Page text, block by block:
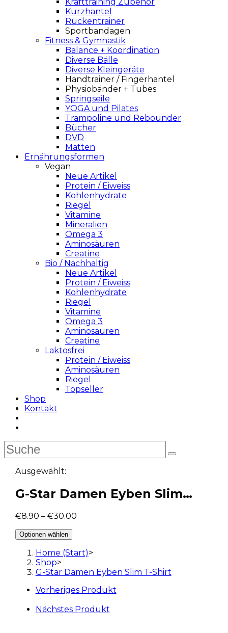
Kurzhantel
Rückentrainer
Sportbandagen
Fitness & Gymnastik
Balance + Koordination
Diverse Bälle
Diverse Kleingeräte
Handtrainer / Fingerhantel
Physiobänder + Tubes
Springseile
YOGA und Pilates
Trampoline und Rebounder
Bücher
DVD
Matten
Ernährungsformen
Vegan
Neue Artikel
Protein / Eiweiss
Kohlenhydrate
Riegel
Vitamine
Mineralien
Omega 3
Aminosäuren
Creatine
Bio / Nachhaltig
Neue Artikel
Protein / Eiweiss
Kohlenhydrate
Riegel
Vitamine
Omega 3
Aminosäuren
Creatine
Laktosfrei
Protein / Eiweiss
Aminosäuren
Riegel
Topseller
Shop
Kontakt
Ausgewählt:
G-Star Damen Eyben Slim…
€8.90 – €30.00
Optionen wählen
Home (Start)>
Shop>
G-Star Damen Eyben Slim T-Shirt
Vorheriges Produkt
Nächstes Produkt